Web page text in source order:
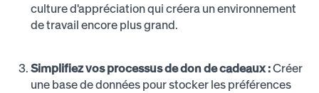
culture d'appréciation qui créera un environnement
de travail encore plus grand.
Simplifiez vos processus de don de cadeaux :Créer
une base de données pour stocker les préférences